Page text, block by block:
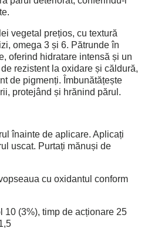
vegetal prețios, cu textură
omega 3 și 6. Pătrunde în
oferind hidratare intensă și un
rezistent la oxidare și căldură,
de pigmenți. Îmbunătățește
protejând și hrănind părul.
înainte de aplicare. Aplicați
uscat. Purtați mănuși de
cu oxidantul conform
10 (3%), timp de acționare 25